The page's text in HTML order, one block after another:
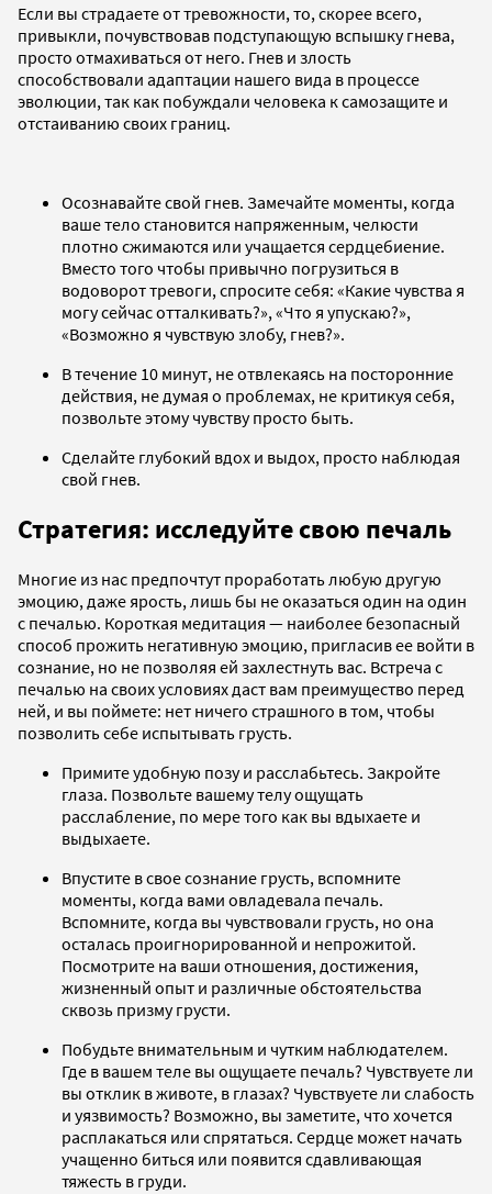
Если вы страдаете от тревожности, то, скорее всего,
привыкли, почувствовав подступающую вспышку гнева,
просто отмахиваться от него. Гнев и злость
способствовали адаптации нашего вида в процессе
эволюции, так как побуждали человека к самозащите и
отстаиванию своих границ.
Осознавайте свой гнев. Замечайте моменты, когда
ваше тело становится напряженным, челюсти
плотно сжимаются или учащается сердцебиение.
Вместо того чтобы привычно погрузиться в
водоворот тревоги, спросите себя: «Какие чувства я
могу сейчас отталкивать?», «Что я упускаю?»,
«Возможно я чувствую злобу, гнев?».
В течение 10 минут, не отвлекаясь на посторонние
действия, не думая о проблемах, не критикуя себя,
позвольте этому чувству просто быть.
Сделайте глубокий вдох и выдох, просто наблюдая
свой гнев.
Стратегия: исследуйте свою печаль
Многие из нас предпочтут проработать любую другую
эмоцию, даже ярость, лишь бы не оказаться один на один
с печалью. Короткая медитация — наиболее безопасный
способ прожить негативную эмоцию, пригласив ее войти в
сознание, но не позволяя ей захлестнуть вас. Встреча с
печалью на своих условиях даст вам преимущество перед
ней, и вы поймете: нет ничего страшного в том, чтобы
позволить себе испытывать грусть.
Примите удобную позу и расслабьтесь. Закройте
глаза. Позвольте вашему телу ощущать
расслабление, по мере того как вы вдыхаете и
выдыхаете.
Впустите в свое сознание грусть, вспомните
моменты, когда вами овладевала печаль.
Вспомните, когда вы чувствовали грусть, но она
осталась проигнорированной и непрожитой.
Посмотрите на ваши отношения, достижения,
жизненный опыт и различные обстоятельства
сквозь призму грусти.
Побудьте внимательным и чутким наблюдателем.
Где в вашем теле вы ощущаете печаль? Чувствуете ли
вы отклик в животе, в глазах? Чувствуете ли слабость
и уязвимость? Возможно, вы заметите, что хочется
расплакаться или спрятаться. Сердце может начать
учащенно биться или появится сдавливающая
тяжесть в груди.